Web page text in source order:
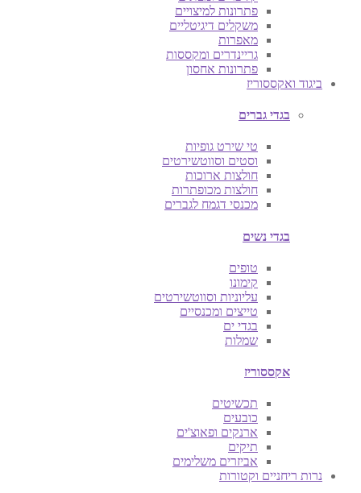
פתרונות למיצויים
משקלים דיגיטליים
מאפרות
גריינדרים ומקססות
פתרונות אחסון
ביגוד ואקססוריז
בגדי גברים
טי שירט גופיות
וסטים וסווטשירטים
חולצות ארוכות
חולצות מכופתרות
מכנסי דגמח לגברים
בגדי נשים
טופים
קימונו
עליוניות וסווטשירטים
טייצים ומכנסיים
בגדי ים
שמלות
אקססוריז
תכשיטים
כובעים
ארנקים ופאוצ'ים
תיקים
אביזרים משלימים
נרות ריחניים וקטורות